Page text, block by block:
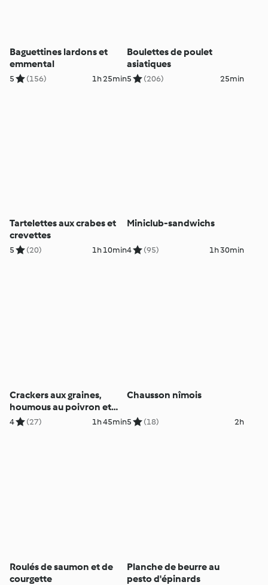
Baguettines lardons et
emmental
5 (156) 1h 25min
Boulettes de poulet
asiatiques
5 (206) 25min
Tartelettes aux crabes et
crevettes
5 (20) 1h 10min
Miniclub-sandwichs
4 (95) 1h 30min
Crackers aux graines,
houmous au poivron et
mousses au chocolat
4 (27) 1h 45min
Chausson nîmois
5 (18) 2h
Roulés de saumon et de
courgette
Planche de beurre au
pesto d'épinards